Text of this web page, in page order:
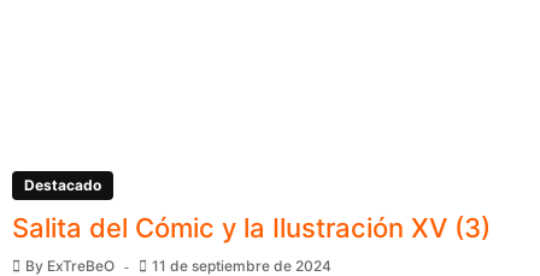
Destacado
Salita del Cómic y la Ilustración XV (3)
By ExTreBeO 11 de septiembre de 2024